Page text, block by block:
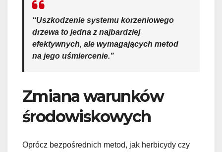
“Uszkodzenie systemu korzeniowego
drzewa to jedna z najbardziej
efektywnych, ale wymagających metod
na jego uśmiercenie.”
Zmiana warunków
środowiskowych
Oprócz bezpośrednich metod, jak herbicydy czy